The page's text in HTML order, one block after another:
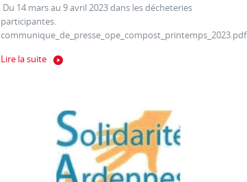
Du 14 mars au 9 avril 2023 dans les décheteries
participantes.
communique_de_presse_ope_compost_printemps_2023.pdf
Lire la suite